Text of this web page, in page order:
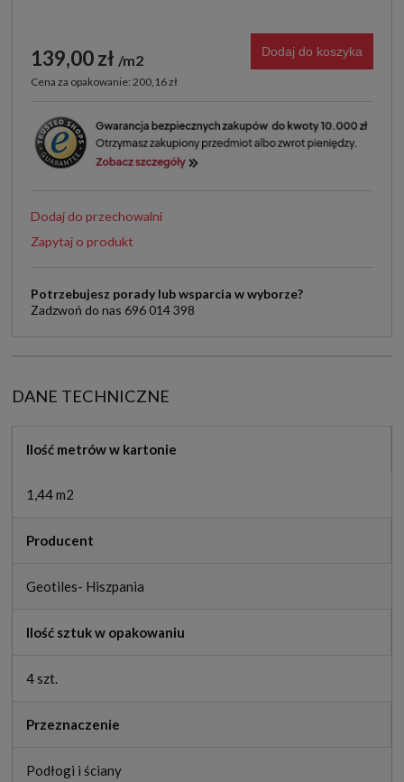
139,00 zł m2
Cena za opakowanie: 200,16 zł
Dodaj do koszyka
Dodaj do przechowalni
Zapytaj o produkt
Potrzebujesz porady lub wsparcia w wyborze?
Zadzwoń do nas 696 014 398
DANE TECHNICZNE
Ilość metrów w kartonie
1,44 m2
Producent
Geotiles- Hiszpania
Ilość sztuk w opakowaniu
4 szt.
Przeznaczenie
Podłogi i ściany